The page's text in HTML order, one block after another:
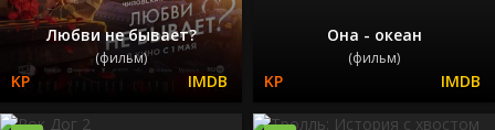
Любви не бывает?
(фильм)
Она - океан
(фильм)